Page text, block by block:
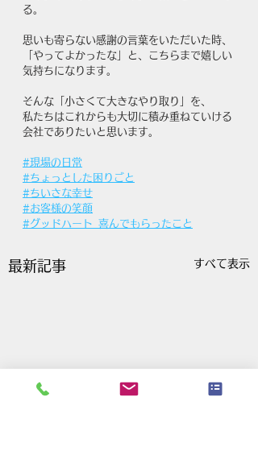
る。
思いも寄らない感謝の言葉をいただいた時、
「やってよかったな」と、こちらまで嬉しい
気持ちになります。
そんな「小さくて大きなやり取り」を、
私たちはこれからも大切に積み重ねていける
会社でありたいと思います。
#現場の日常
#ちょっとした困りごと
#ちいさな幸せ
#お客様の笑顔
#グッドハート_喜んでもらったこと
最新記事 すべて表示